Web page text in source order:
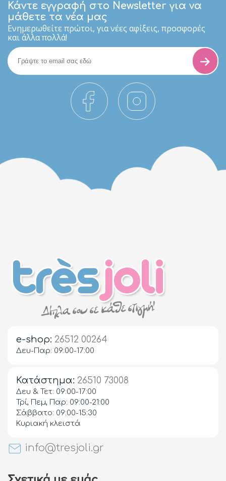
Κάντε εγγραφή στο Newsletter για να
μάθετε τα νέα μας
Eνημερωθείτε πρώτοι, για νέες αφίξεις, προσφορές
και άλλα πολλά!
e-shop: 26512 00264
Δευ-Παρ: 09:00-17:00
Κατάστημα: 26510 73008
Δευ & Τετ: 09:00-17:00
Τρί, Πεμ, Παρ: 09:00-21:00
Σάββατο: 09:00-15:30
Κυριακή κλειστά
info@tresjoli.gr